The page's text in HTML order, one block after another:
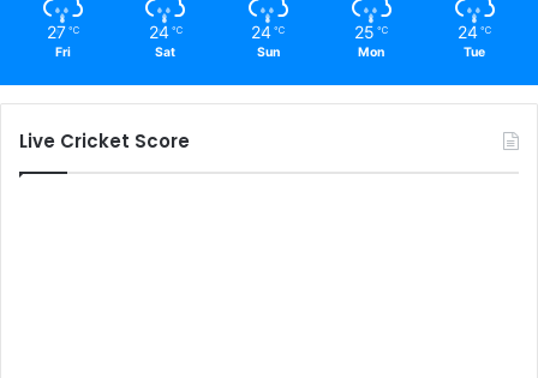
27 ℃
Fri
24 ℃
Sat
24 ℃
Sun
25 ℃
Mon
24 ℃
Tue
Live Cricket Score